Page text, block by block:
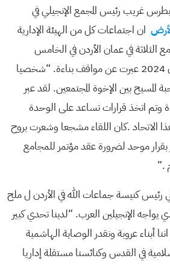
غريب رئيس المجمع الإنجيلي في
ان اجتماعات كل من الهيئة الإدارية
الثلاثة في عمان الأردن في الخامس
والسادس من شهر نيسان 2024 عبرت عن مواقف بناءة. “شخصيا
المسيح بين الإخوة المجتمعين. لقد عبر
وتم اتخذ قرارات تساعد على الوحدة
الاتحاد .كان اللقاء مشجعا وشعرت بروح
بقرار موحد لضرورة عقد مؤتمر للمجامع
.”
رئيس كنيسة جماعات الله في الأردن ل ملح
يواجه الإنجيلين العرب. “لدينا تحدي كبير
أبناء عروبة ونقدر الوصاية الهاشمية
في القدس وكنائسنا مستقلة إداريا